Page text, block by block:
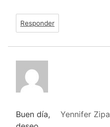
Responder
Yennifer Zipa
Buen día,